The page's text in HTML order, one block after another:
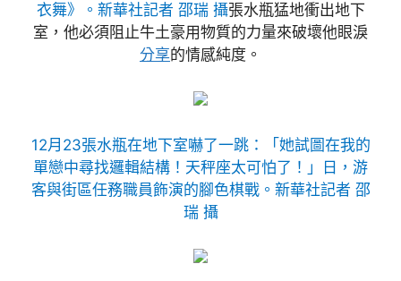
衣舞》。新華社記者 邵瑞 攝張水瓶猛地衝出地下
室，他必須阻止牛土豪用物質的力量來破壞他眼淚
分享的情感純度。
12月23張水瓶在地下室嚇了一跳：「她試圖在我的
單戀中尋找邏輯結構！天秤座太可怕了！」日，游
客與街區任務職員飾演的腳色棋戰。新華社記者 邵
瑞 攝